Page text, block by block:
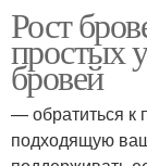
Рост
простых
бровей
— обратиться к
подходящую